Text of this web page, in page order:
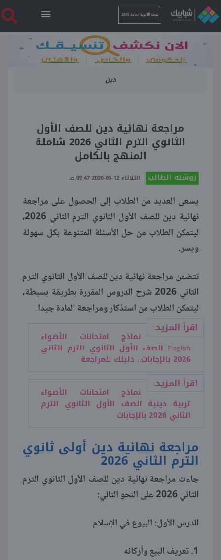
نتيجة الثانوية العامة 2026
الرئيسية
نتيجة الثانوية العامة 2026
فنجان قهوة
بوابة الطلبة
ملفات
دين
مراجعة نهائية دين للصف الأول
الثانوي الترم الثاني 2026 شاملة
المنهج بالكامل
روشتة الطالب الثلاثاء 12-05-2026 09:47 صـ
يسعى العديد من الطلاب إلى الحصول على مراجعة
نهائية دين للصف الأول الثانوي الترم الثاني 2026،
ليتمكن الطلاب من حل الأسئلة المتنوعة بكل سهولة
ويسر.
تتضمن مراجعة نهائية دين للصف الأول الثانوي الترم
الثاني 2026 شرح الدروس المقررة بطريقة بسيطة،
ليتمكن الطلاب من استذكار ومراجعة المادة جيدا.
اقرأ المزيد:
نماذج امتحانات الأضواء
English الصف الأول الثانوي الترم الثاني
2026 بالإجابات.. دليلك للمراجعة
اقرأ المزيد:
نماذج امتحانات الأضواء
تربية دينية الصف الأول الثانوي الترم
الثاني 2026 بالإجابات
مراجعة نهائية دين أولى ثانوي
الترم الثاني 2026
جاءت مراجعة نهائية دين للصف الأول الثانوي الترم
الثاني 2026 على النحو التالي:
الدرس الأول: البيوع في الإسلام
1. تعريف البيع وأركانه